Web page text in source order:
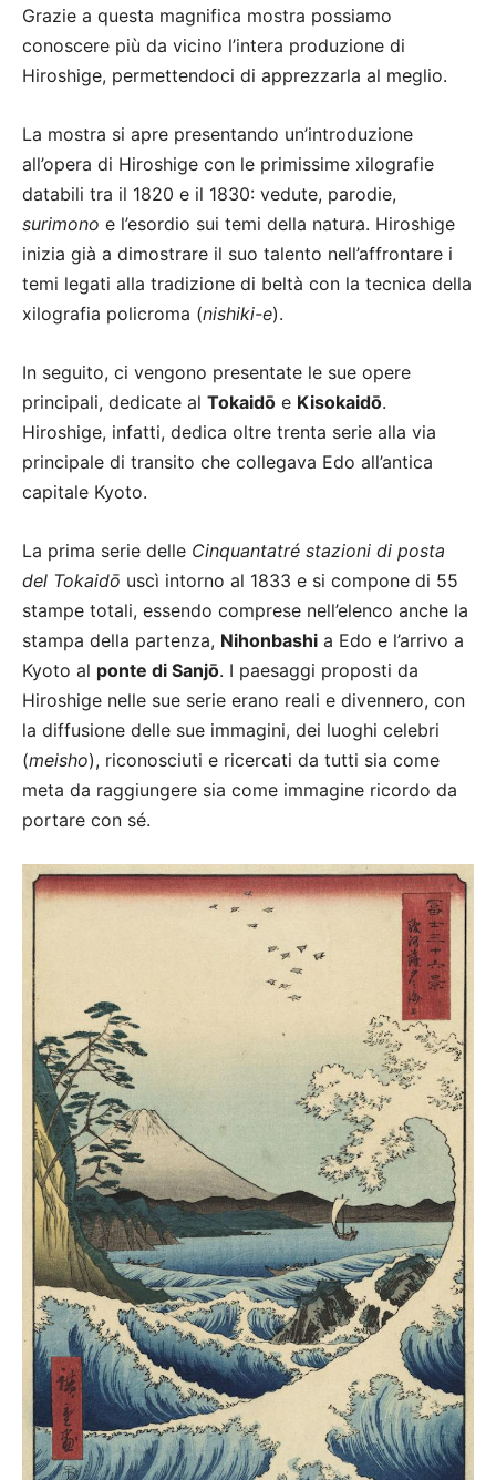
Grazie a questa magnifica mostra possiamo
conoscere più da vicino l’intera produzione di
Hiroshige, permettendoci di apprezzarla al meglio.
La mostra si apre presentando un’introduzione
all’opera di Hiroshige con le primissime xilografie
databili tra il 1820 e il 1830: vedute, parodie,
surimono e l’esordio sui temi della natura. Hiroshige
inizia già a dimostrare il suo talento nell’affrontare i
temi legati alla tradizione di beltà con la tecnica della
xilografia policroma (nishiki-e).
In seguito, ci vengono presentate le sue opere
principali, dedicate al Tokaidō e Kisokaidō.
Hiroshige, infatti, dedica oltre trenta serie alla via
principale di transito che collegava Edo all’antica
capitale Kyoto.
La prima serie delle Cinquantatré stazioni di posta
del Tokaidō uscì intorno al 1833 e si compone di 55
stampe totali, essendo comprese nell’elenco anche la
stampa della partenza, Nihonbashi a Edo e l’arrivo a
Kyoto al ponte di Sanjō. I paesaggi proposti da
Hiroshige nelle sue serie erano reali e divennero, con
la diffusione delle sue immagini, dei luoghi celebri
(meisho), riconosciuti e ricercati da tutti sia come
meta da raggiungere sia come immagine ricordo da
portare con sé.